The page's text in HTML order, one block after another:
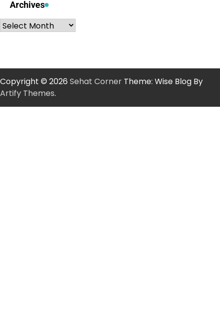
Archives
Archives
Copyright © 2026 Sehat Corner Theme: Wise Blog By
Artify Themes.